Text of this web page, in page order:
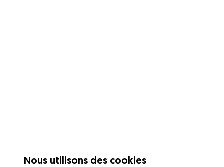
Nous utilisons des cookies